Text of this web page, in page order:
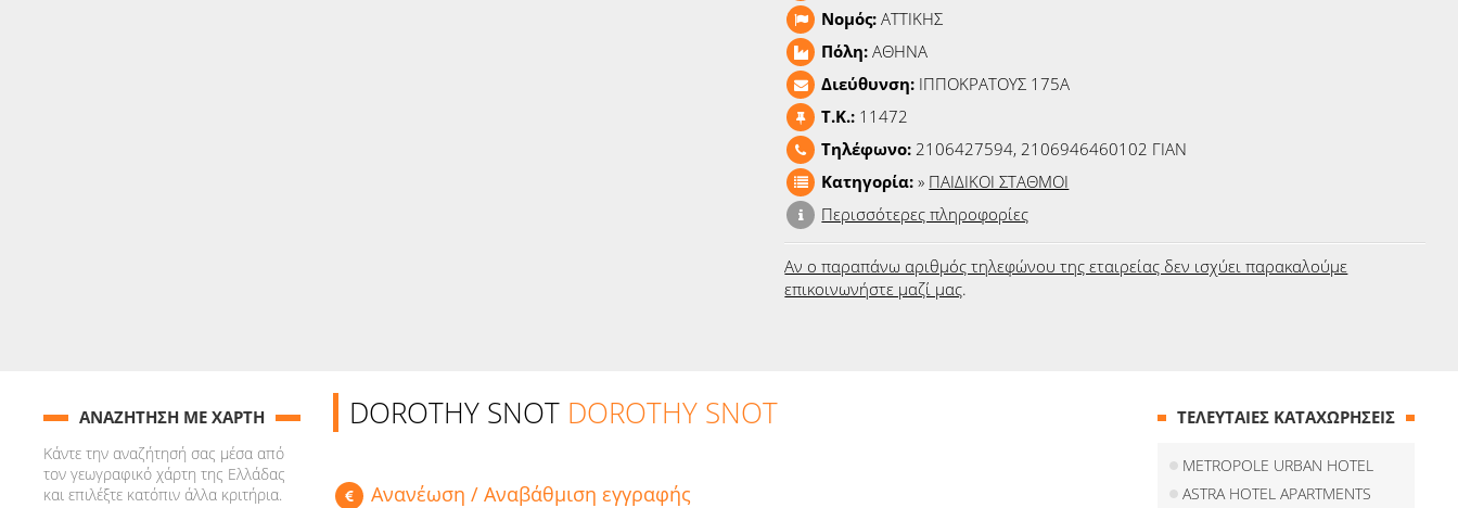
Νομός:ΑΤΤΙΚΗΣ
Πόλη:ΑΘΗΝΑ
Διεύθυνση: ΙΠΠΟΚΡΑΤΟΥΣ 175Α
T.K.: 11472
Τηλέφωνο:2106427594, 2106946460102 ΓΙΑΝ
Κατηγορία:» ΠΑΙΔΙΚΟΙ ΣΤΑΘΜΟΙ
Περισσότερες πληροφορίες
Αν ο παραπάνω αριθμός τηλεφώνου της εταιρείας δεν ισχύει παρακαλούμε
επικοινωνήστε μαζί μας.
DOROTHY SNOT DOROTHY SNOT
Aνανέωση / Αναβάθμιση εγγραφής
ΑΝΑΖΗΤΗΣΗ ΜΕ ΧΑΡΤΗ
Κάντε την αναζήτησή σας μέσα από
τον γεωγραφικό χάρτη της Ελλάδας
και επιλέξτε κατόπιν άλλα κριτήρια.
ΤΕΛΕΥΤΑΙΕΣ ΚΑΤΑΧΩΡΗΣΕΙΣ
METROPOLE URBAN HOTEL
ASTRA HOTEL APARTMENTS